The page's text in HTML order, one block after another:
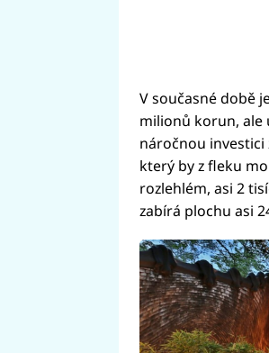
V současné době
milionů korun, ale
náročnou investici
který by z fleku
rozlehlém, asi 2
zabírá plochu asi